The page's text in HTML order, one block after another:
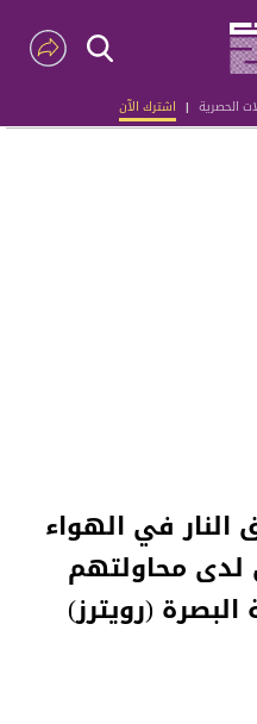
الحصرية | اشترك الآن
النار في الهواء
لدى محاولتهم
(رويترز)